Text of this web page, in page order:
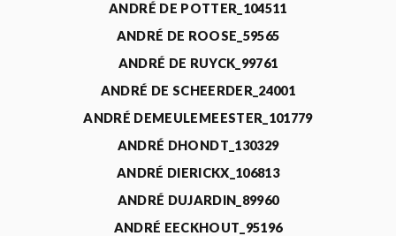
ANDRÉ DE POTTER_104511
ANDRÉ DE ROOSE_59565
ANDRÉ DE RUYCK_99761
ANDRÉ DE SCHEERDER_24001
ANDRÉ DEMEULEMEESTER_101779
ANDRÉ DHONDT_130329
ANDRÉ DIERICKX_106813
ANDRÉ DUJARDIN_89960
ANDRÉ EECKHOUT_95196